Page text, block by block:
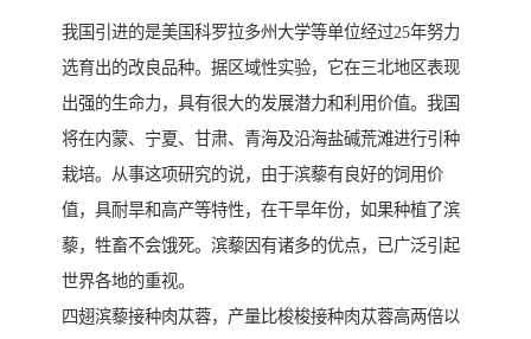
我国引进的是美国科罗拉多州大学等单位经过25年努力
选育出的改良品种。据区域性实验，它在三北地区表现
出强的生命力，具有很大的发展潜力和利用价值。我国
将在内蒙、宁夏、甘肃、青海及沿海盐碱荒滩进行引种
栽培。从事这项研究的说，由于滨藜有良好的饲用价
值，具耐旱和高产等特性，在干旱年份，如果种植了滨
藜，牲畜不会饿死。滨藜因有诸多的优点，已广泛引起
世界各地的重视。
四翅滨藜接种肉苁蓉，产量比梭梭接种肉苁蓉高两倍以